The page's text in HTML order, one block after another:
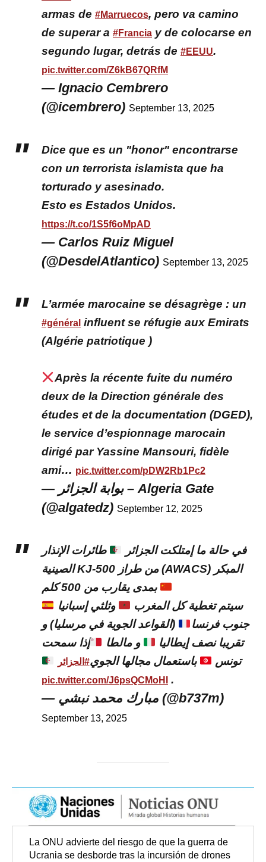
armas de #Marruecos, pero va camino
de superar a #Francia y de colocarse en
segundo lugar, detrás de #EEUU.
pic.twitter.com/Z6kB67QRfM
— Ignacio Cembrero
(@icembrero) September 13, 2025
Dice que es un "honor" encontrarse
con un terrorista islamista que ha
torturado y asesinado.
Esto es Estados Unidos.
https://t.co/1S5f6oMpAD
— Carlos Ruiz Miguel
(@DesdelAtlantico) September 13, 2025
L’armée marocaine se désagrège : un
#général influent se réfugie aux Emirats
(Algérie patriotique )
Après la récente fuite du numéro
deux de la Direction générale des
études et de la documentation (DGED),
le service d’espionnage marocain
dirigé par Yassine Mansouri, fidèle
ami… pic.twitter.com/pDW2Rb1Pc2
— بوابة الجزائر – Algeria Gate
(@algatedz) September 12, 2025
في حالة ما إمتلكت الجزائر
طائرات الإنذار
المبكر (AWACS) من طراز KJ-500 الصينية
بمدى يقارب من 500 كلم
سيتم تغطية كل المغرب
وثلثي إسبانيا
جنوب فرنسا
(القواعد الجوية في مرسليا) و
تقريبا نصف إيطاليا
و مالطا
إذا سمحت
تونس
باستعمال مجالها الجوي#الجزائر
.
pic.twitter.com/J6psQCMoHI
— مبارك محمد نبشي (@b737m)
September 13, 2025
La ONU advierte del riesgo de que la guerra de
Ucrania se desborde tras la incursión de drones